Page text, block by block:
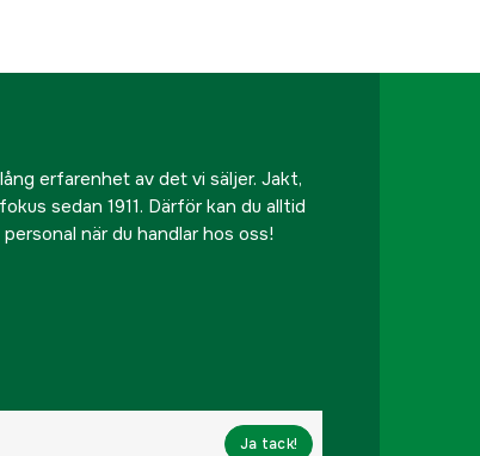
erfarenhet av det vi säljer. Jakt,
sedan 1911. Därför kan du alltid
när du handlar hos oss!
Ja tack!